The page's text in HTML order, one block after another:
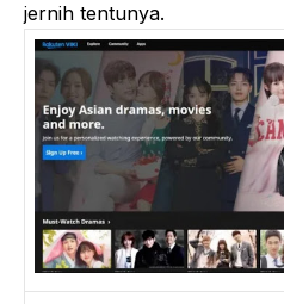
jernih tentunya.